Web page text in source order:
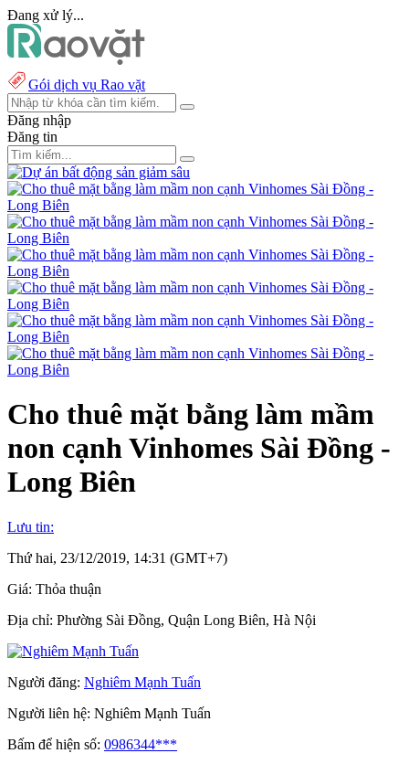
Đang xử lý...
Gói dịch vụ Rao vặt
Đăng nhập
Đăng tin
Cho thuê mặt bằng làm mầm
non cạnh Vinhomes Sài Đồng -
Long Biên
Lưu tin:
Thứ hai, 23/12/2019, 14:31 (GMT+7)
Giá: Thỏa thuận
Địa chỉ: Phường Sài Đồng, Quận Long Biên, Hà Nội
Người đăng: Nghiêm Mạnh Tuấn
Người liên hệ: Nghiêm Mạnh Tuấn
Bấm để hiện số: 0986344***